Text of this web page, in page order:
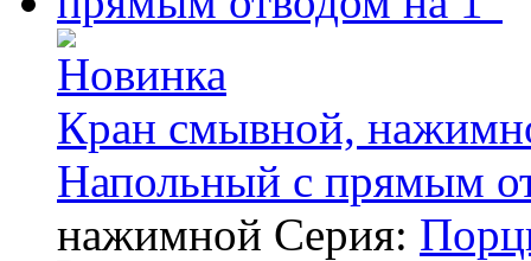
Кран смывной,
Напольный с прямым
нажимной Серия: